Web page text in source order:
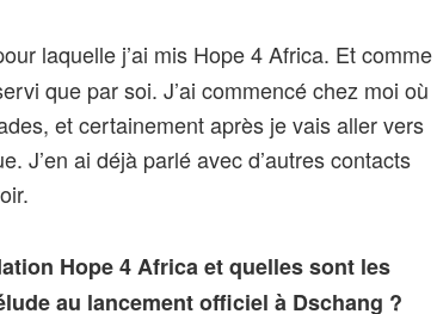
laquelle j’ai mis Hope 4 Africa. Et comme
que par soi. J’ai commencé chez moi où
et certainement après je vais aller vers
J’en ai déjà parlé avec d’autres contacts
Hope 4 Africa et quelles sont les
au lancement officiel à Dschang ?